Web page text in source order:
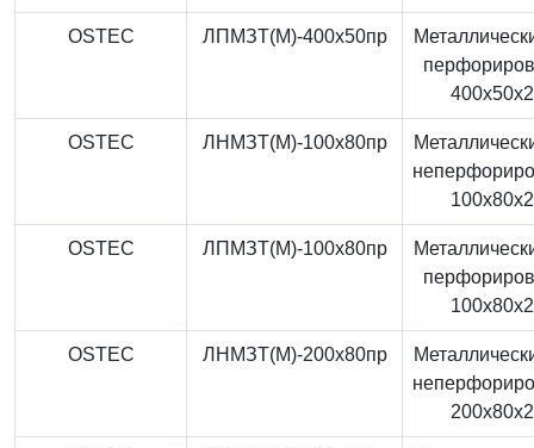
OSTEC ЛПМЗТ(М)-400x50пр
OSTEC ЛНМЗТ(М)-100x80пр
OSTEC ЛПМЗТ(М)-100x80пр
OSTEC ЛНМЗТ(М)-200x80пр